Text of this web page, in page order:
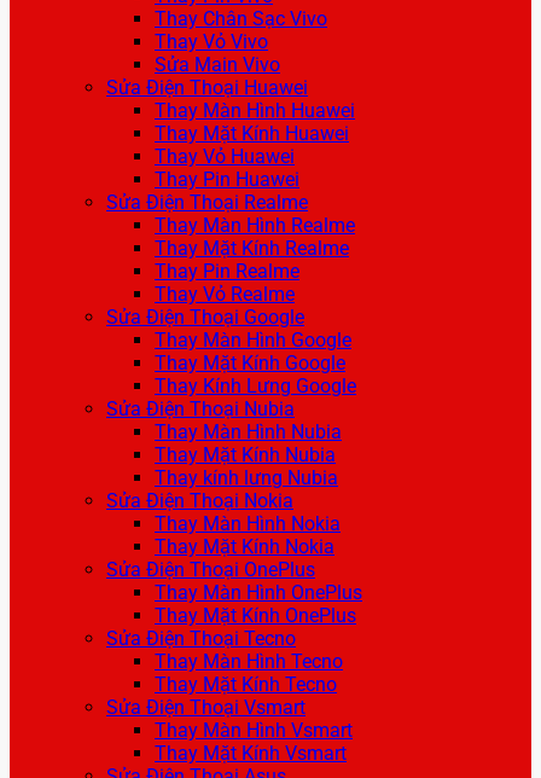
Thay Chân Sạc Vivo
Thay Vỏ Vivo
Sửa Main Vivo
Sửa Điện Thoại Huawei
Thay Màn Hình Huawei
Thay Mặt Kính Huawei
Thay Vỏ Huawei
Thay Pin Huawei
Sửa Điện Thoại Realme
Thay Màn Hình Realme
Thay Mặt Kính Realme
Thay Pin Realme
Thay Vỏ Realme
Sửa Điện Thoại Google
Thay Màn Hình Google
Thay Mặt Kính Google
Thay Kính Lưng Google
Sửa Điện Thoại Nubia
Thay Màn Hình Nubia
Thay Mặt Kính Nubia
Thay kính lưng Nubia
Sửa Điện Thoại Nokia
Thay Màn Hình Nokia
Thay Mặt Kính Nokia
Sửa Điện Thoại OnePlus
Thay Màn Hình OnePlus
Thay Mặt Kính OnePlus
Sửa Điện Thoại Tecno
Thay Màn Hình Tecno
Thay Mặt Kính Tecno
Sửa Điện Thoại Vsmart
Thay Màn Hình Vsmart
Thay Mặt Kính Vsmart